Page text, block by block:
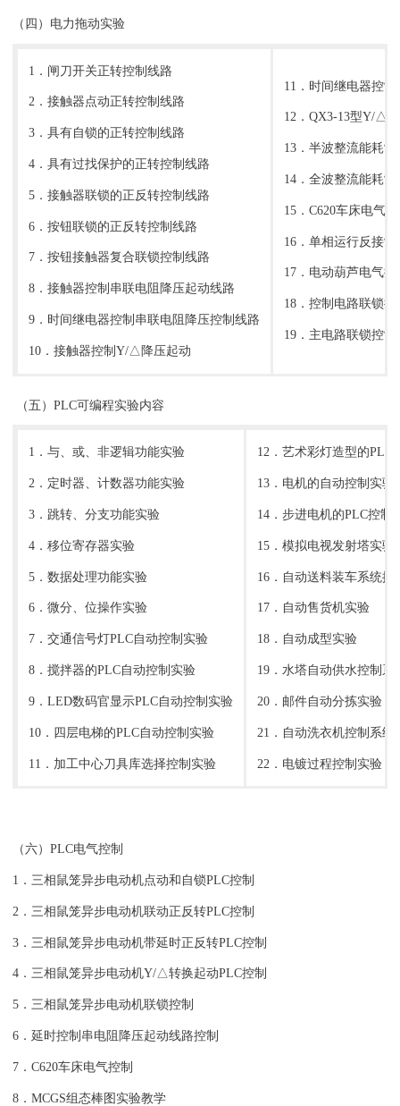
（四）电力拖动实验
1．闸刀开关正转控制线路
2．接触器点动正转控制线路
3．具有自锁的正转控制线路
4．具有过找保护的正转控制线路
5．接触器联锁的正反转控制线路
6．按钮联锁的正反转控制线路
7．按钮接触器复合联锁控制线路
8．接触器控制串联电阻降压起动线路
9．时间继电器控制串联电阻降压控制线路
10．接触器控制Y/△降压起动
11．时间继电器控
12．QX3-13型Y/△
13．半波整流能耗
14．全波整流能耗
15．C620车床电气
16．单相运行反接
17．电动葫芦电气控
18．控制电路联锁控
19．主电路联锁控制
（五）PLC可编程实验内容
1．与、或、非逻辑功能实验
2．定时器、计数器功能实验
3．跳转、分支功能实验
4．移位寄存器实验
5．数据处理功能实验
6．微分、位操作实验
7．交通信号灯PLC自动控制实验
8．搅拌器的PLC自动控制实验
9．LED数码官显示PLC自动控制实验
10．四层电梯的PLC自动控制实验
11．加工中心刀具库选择控制实验
12．艺术彩灯造型的PLC
13．电机的自动控制实验
14．步进电机的PLC控制
15．模拟电视发射塔实验
16．自动送料装车系统控
17．自动售货机实验
18．自动成型实验
19．水塔自动供水控制系
20．邮件自动分拣实验
21．自动洗衣机控制系统
22．电镀过程控制实验
（六）PLC电气控制
1．三相鼠笼异步电动机点动和自锁PLC控制
2．三相鼠笼异步电动机联动正反转PLC控制
3．三相鼠笼异步电动机带延时正反转PLC控制
4．三相鼠笼异步电动机Y/△转换起动PLC控制
5．三相鼠笼异步电动机联锁控制
6．延时控制串电阻降压起动线路控制
7．C620车床电气控制
8．MCGS组态棒图实验教学